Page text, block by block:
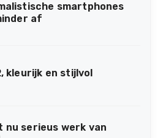
smartphones
af
kleurijk en stijlvol
nu serieus werk van